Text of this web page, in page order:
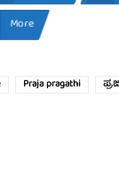
More
Praja pragathi